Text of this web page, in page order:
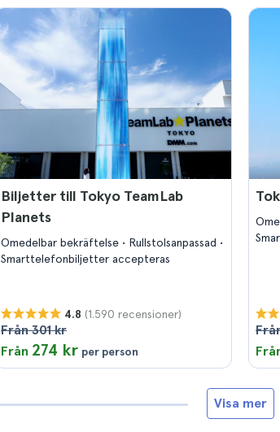
Biljetter till Tokyo TeamLab
Planets
Omedelbar bekräftelse
Rullstolsanpassad
Smarttelefonbiljetter accepteras
4.8 (1.590 recensioner)
Från 301 kr
Från 274 kr per person
Visa mer